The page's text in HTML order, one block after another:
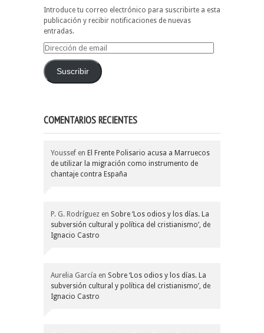
Introduce tu correo electrónico para suscribirte a esta
publicación y recibir notificaciones de nuevas
entradas.
Dirección
emailSuscribir
COMENTARIOS RECIENTES
Youssef en El Frente Polisario acusa a Marruecos
de utilizar la migración como instrumento de
chantaje contra España
P. G. Rodríguez en Sobre ‘Los odios y los días. La
subversión cultural y política del cristianismo’, de
Ignacio Castro
Aurelia García en Sobre ‘Los odios y los días. La
subversión cultural y política del cristianismo’, de
Ignacio Castro